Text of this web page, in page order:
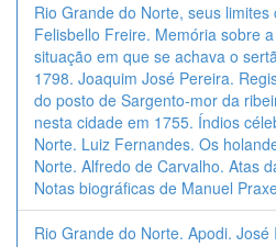
Rio Grande do Norte, seus limites
Felisbello Freire. Memória sobre
situação em que se achava o
1798. Joaquim José Pereira.
do posto de Sargento-mor da
nesta cidade em 1755. Índios
Norte. Luiz Fernandes. Os
Norte. Alfredo de Carvalho. Atas
Notas biográficas de Manuel
Rio Grande do Norte. Apodi. José